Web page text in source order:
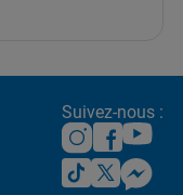
Suivez-nous :